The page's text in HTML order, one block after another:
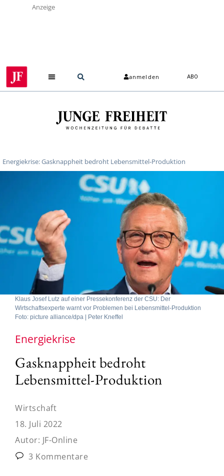
Anzeige
anmelden ABO
Energiekrise: Gasknappheit bedroht Lebensmittel-Produktion
Klaus Josef Lutz auf einer Pressekonferenz der CSU: Der
Wirtschaftsexperte warnt vor Problemen bei Lebensmittel-Produktion
Foto: picture alliance/dpa | Peter Kneffel
Energiekrise
Gasknappheit bedroht
Lebensmittel-Produktion
Wirtschaft
18. Juli 2022
Autor: JF-Online
3 Kommentare